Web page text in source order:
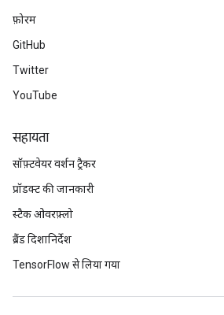
फ़ोरम
GitHub
Twitter
YouTube
सहायता
सॉफ़्टवेयर वर्शन ट्रैकर
प्रॉडक्ट की जानकारी
स्टैक ओवरफ़्लो
ब्रैंड दिशानिर्देश
TensorFlow से लिया गया